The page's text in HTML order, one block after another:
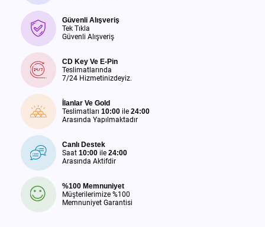
Güvenli Alışveriş
Tek Tıkla
Güvenli Alışveriş
CD Key Ve E-Pin
Teslimatlarında
7/24 Hizmetinizdeyiz.
İlanlar Ve Gold
Teslimatları 10:00 ile 24:00
Arasında Yapılmaktadır
Canlı Destek
Saat 10:00 ile 24:00
Arasında Aktifdir
%100 Memnuniyet
Müşterilerimize %100
Memnuniyet Garantisi